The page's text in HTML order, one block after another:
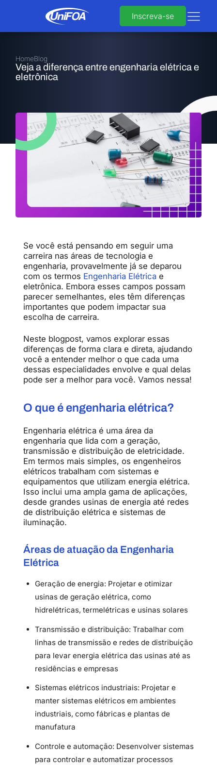
Inscreva-se
HomeBlog
Veja a diferença entre engenharia elétrica e
eletrônica
Se você está pensando em seguir uma
carreira nas áreas de tecnologia e
engenharia, provavelmente já se deparou
com os termos Engenharia Elétrica e
eletrônica. Embora esses campos possam
parecer semelhantes, eles têm diferenças
importantes que podem impactar sua
escolha de carreira.
Neste blogpost, vamos explorar essas
diferenças de forma clara e direta, ajudando
você a entender melhor o que cada uma
dessas especialidades envolve e qual delas
pode ser a melhor para você. Vamos nessa!
O que é engenharia elétrica?
Engenharia elétrica é uma área da
engenharia que lida com a geração,
transmissão e distribuição de eletricidade.
Em termos mais simples, os engenheiros
elétricos trabalham com sistemas e
equipamentos que utilizam energia elétrica.
Isso inclui uma ampla gama de aplicações,
desde grandes usinas de energia até redes
de distribuição elétrica e sistemas de
iluminação.
Áreas de atuação da Engenharia
Elétrica
Geração de energia: Projetar e otimizar
usinas de geração elétrica, como
hidrelétricas, termelétricas e usinas solares
Transmissão e distribuição: Trabalhar com
linhas de transmissão e redes de distribuição
para levar energia elétrica das usinas até as
residências e empresas
Sistemas elétricos industriais: Projetar e
manter sistemas elétricos em ambientes
industriais, como fábricas e plantas de
manufatura
Controle e automação: Desenvolver sistemas
para controlar e automatizar processos